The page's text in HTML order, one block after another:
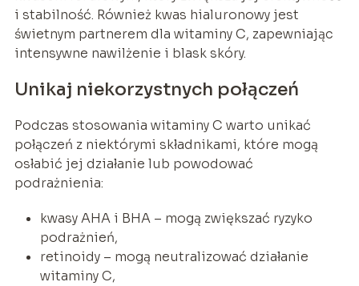
i stabilność. Również kwas hialuronowy jest
świetnym partnerem dla witaminy C, zapewniając
intensywne nawilżenie i blask skóry.
Unikaj niekorzystnych połączeń
Podczas stosowania witaminy C warto unikać
połączeń z niektórymi składnikami, które mogą
osłabić jej działanie lub powodować
podrażnienia:
kwasy AHA i BHA – mogą zwiększać ryzyko
podrażnień,
retinoidy – mogą neutralizować działanie
witaminy C,